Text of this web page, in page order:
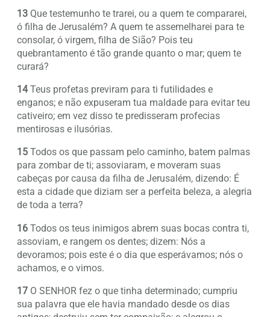
13 Que testemunho te trarei, ou a quem te compararei,
ó filha de Jerusalém? A quem te assemelharei para te
consolar, ó virgem, filha de Sião? Pois teu
quebrantamento é tão grande quanto o mar; quem te
curará?
14Teus profetas previram para ti futilidades e
enganos; e não expuseram tua maldade para evitar teu
cativeiro; em vez disso te predisseram profecias
mentirosas e ilusórias.
15 Todos os que passam pelo caminho, batem palmas
para zombar de ti; assoviaram, e moveram suas
cabeças por causa da filha de Jerusalém, dizendo: É
esta a cidade que diziam ser a perfeita beleza, a alegria
de toda a terra?
16 Todos os teus inimigos abrem suas bocas contra ti,
assoviam, e rangem os dentes; dizem: Nós a
devoramos; pois este é o dia que esperávamos; nós o
achamos, e o vimos.
17 O SENHOR fez o que tinha determinado; cumpriu
sua palavra que ele havia mandado desde os dias